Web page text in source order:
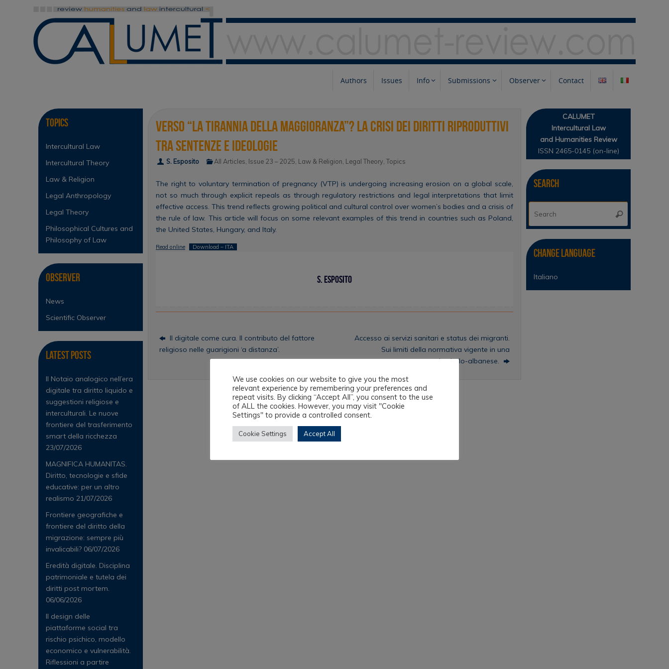
Authors Issues Info Submissions Observer Contact
Verso “la tirannia della maggioranza”? La crisi dei diritti riproduttivi
tra sentenze e ideologie
S. Esposito All Articles, Issue 23 – 2025, Law & Religion, Legal Theory,Topics
The right to voluntary termination of pregnancy (VTP) is undergoing increasing erosion on a global scale,
not so much through explicit repeals as through regulatory restrictions and legal interpretations that limit
effective access. This trend reflects growing political and cultural control over women’s bodies and a crisis of
the rule of law. This article will focus on some relevant examples of this trend in countries such as Poland,
the United States, Hungary, and Italy.
Read online Download – ITA
S. Esposito
Il digitale come cura. Il contributo del fattore
religioso nelle guarigioni ‘a distanza’.
Accesso ai servizi sanitari e status dei migranti.
Sui limiti della normativa vigente in una
prospettiva italo-albanese.
Topics
Intercultural Law
Intercultural Theory
Law & Religion
Legal Anthropology
Legal Theory
Philosophical Cultures and
Philosophy of Law
Observer
News
Scientific Observer
Latest Posts
Il Notaio analogico nell’era
digitale tra diritto liquido e
suggestioni religiose e
interculturali. Le nuove
frontiere del trasferimento
smart della ricchezza
23/07/2026
MAGNIFICA HUMANITAS.
Diritto, tecnologie e sfide
educative: per un altro
realismo 21/07/2026
Frontiere geografiche e
frontiere del diritto della
migrazione: sempre più
invalicabili? 06/07/2026
Eredità digitale. Disciplina
patrimoniale e tutela dei
diritti post mortem.
06/06/2026
Il design delle
piattaforme social tra
rischio psichico, modello
economico e vulnerabilità.
Riflessioni a partire
CALUMET
Intercultural Law
and Humanities Review
ISSN 2465-0145 (on-line)
Search
Search
Change Language
Italiano
We use cookies on our website to give you the most
relevant experience by remembering your preferences and
repeat visits. By clicking “Accept All”, you consent to the use
of ALL the cookies. However, you may visit "Cookie
Settings" to provide a controlled consent.
Cookie Settings Accept All